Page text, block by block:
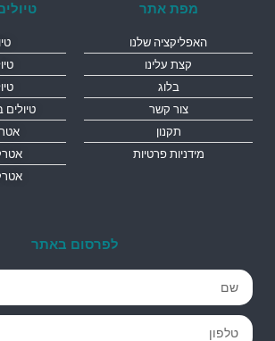
מפת אתר
האפליקציה שלנו
קצת עלינו
בלוג
צור קשר
תקנון
מידניות פרטיות
לפרסום באתר